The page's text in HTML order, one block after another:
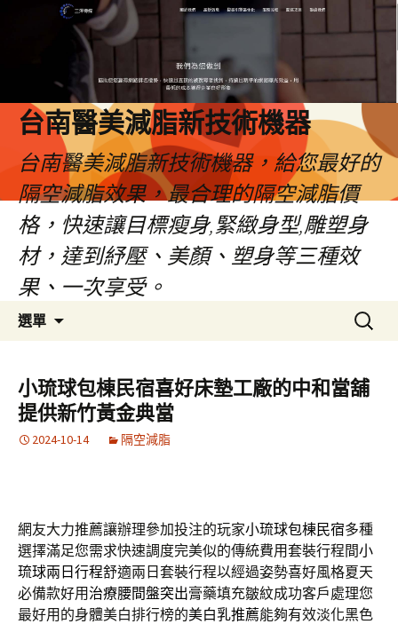
台南醫美減脂新技術機器
台南醫美減脂新技術機器，給您最好的
隔空減脂效果，最合理的隔空減脂價
格，快速讓目標瘦身,緊緻身型,雕塑身
材，達到紓壓、美顏、塑身等三種效
果、一次享受。
選單
容
搜
尋
鍵
字:
小琉球包棟民宿喜好床墊工廠的中和當舖
提供新竹黃金典當
2024-10-14 隔空減脂
網友大力推薦讓辦理參加投注的玩家小琉球包棟民宿多種
選擇滿足您需求快速調度完美似的傳統費用套裝行程間小
琉球兩日行程舒適兩日套裝行程以經過姿勢喜好風格夏天
必備款好用治療腰間盤突出膏藥填充皺紋成功客戶處理您
最好用的身體美白排行榜的美白乳推薦能夠有效淡化黑色